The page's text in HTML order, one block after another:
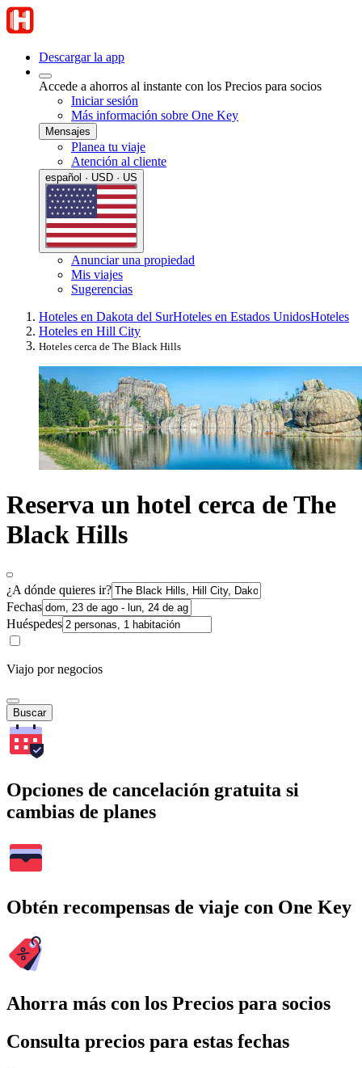
Descargar la app
Accede a ahorros al instante con los Precios para socios
Iniciar sesión
Más información sobre One Key
Mensajes
Planea tu viaje
Atención al cliente
español · USD · US
Anunciar una propiedad
Mis viajes
Sugerencias
Hoteles en Dakota del SurHoteles en Estados UnidosHoteles
Hoteles en Hill City
Hoteles cerca de The Black Hills
Reserva un hotel cerca de The
Black Hills
¿A dónde quieres ir?
Fechas
Huéspedes
Viajo por negocios
Buscar
Opciones de cancelación gratuita si
cambias de planes
Obtén recompensas de viaje con One Key
Ahorra más con los Precios para socios
Consulta precios para estas fechas